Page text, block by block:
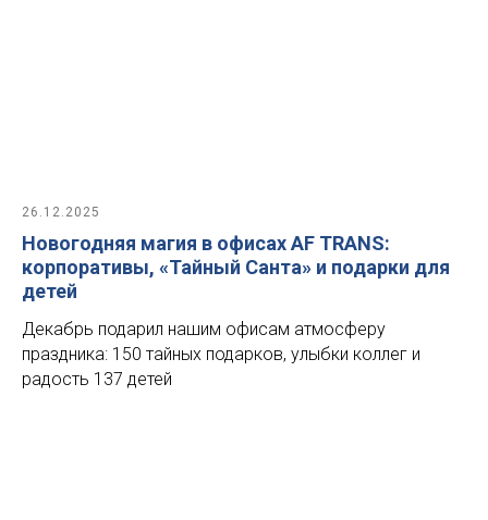
26.12.2025
Новогодняя магия в офисах AF TRANS:
корпоративы, «Тайный Санта» и подарки для
детей
Декабрь подарил нашим офисам атмосферу
праздника: 150 тайных подарков, улыбки коллег и
радость 137 детей